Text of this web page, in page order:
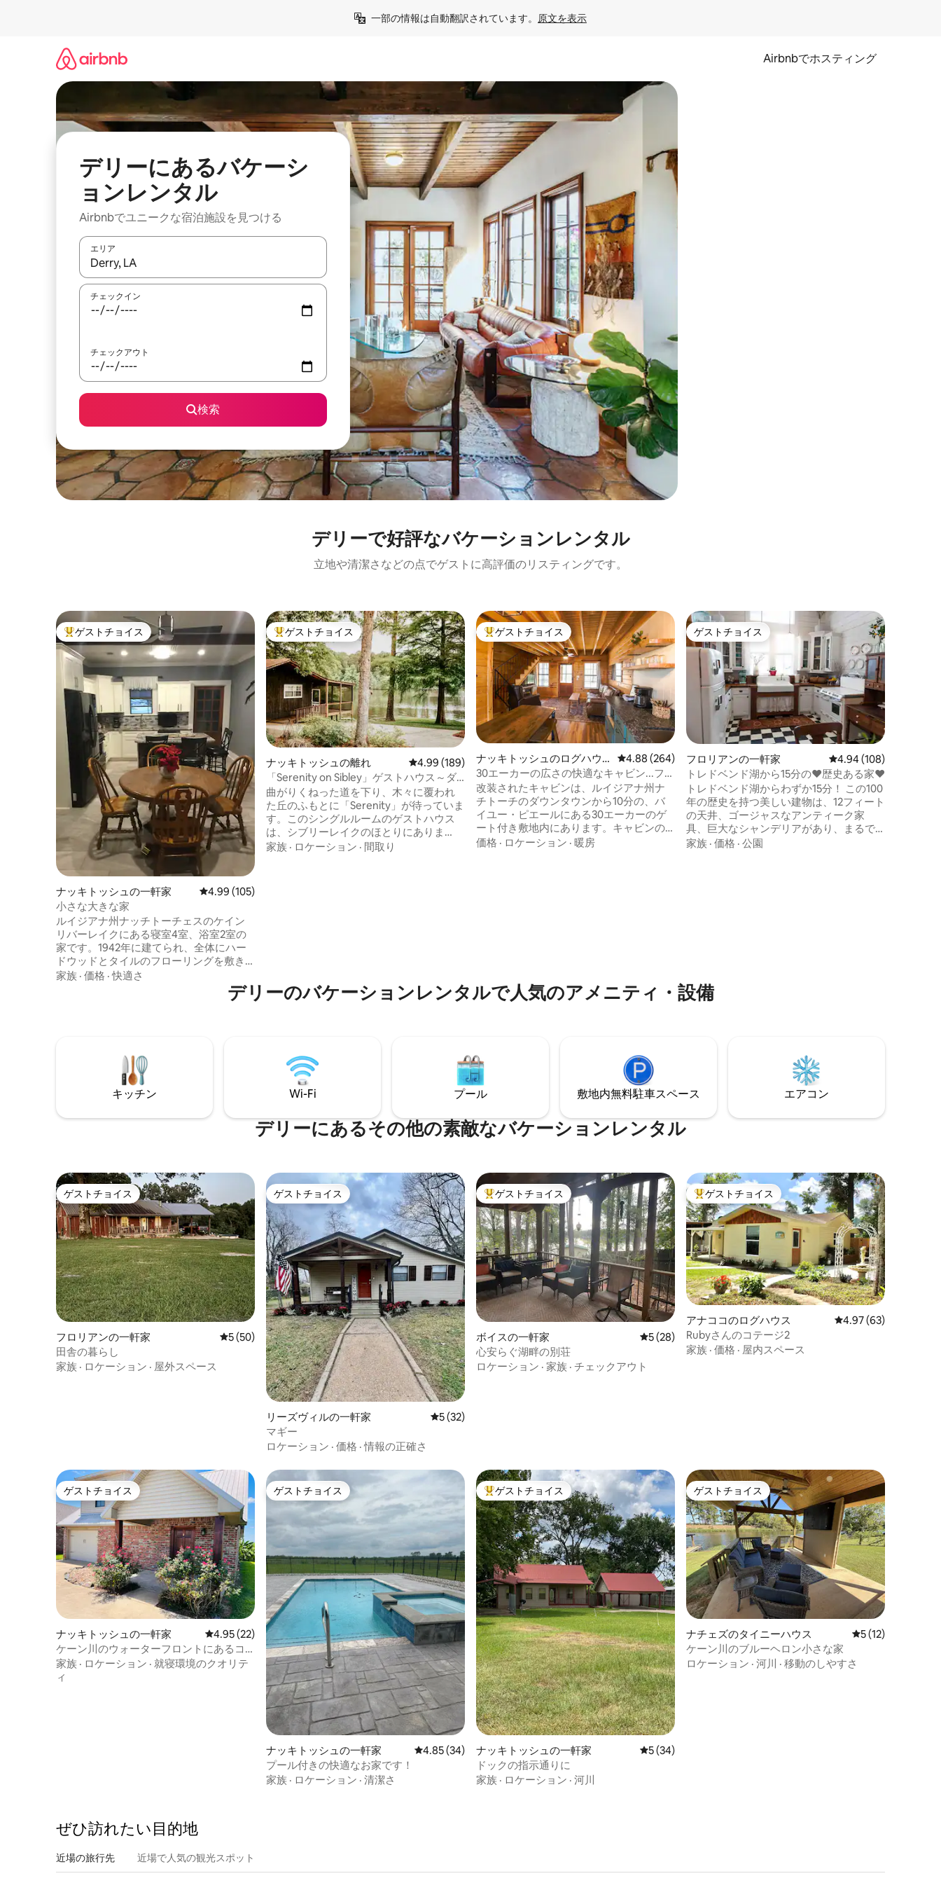
一部の情報は自動翻訳されています。 原文を表示
Airbnbでホスティング
デリーにあるバケーシ
ョンレンタル
Airbnbでユニークな宿泊施設を見つける
エリア
検索結果が表示されたら、上下の矢印キーを使って移動するか、画面をタッチまたはスワイプして検索結果を確認することができます。
チェックイン
チェックアウト
検索
デリーで好評なバケーションレンタル
立地や清潔さなどの点でゲストに高評価のリスティングです。
大好評のゲストチョイスです。
ゲストチョイス
ナッキトッシュの一軒家 レビュー105件、5つ星中4.99つ星の平均評価
4.99 (105)
小さな大きな家
ルイジアナ州ナッチトーチェスのケイン
リバーレイクにある寝室4室、浴室2室の
家です。1942年に建てられ、全体にハー
ドウッドとタイルのフローリングを敷き
新しく改装されました。歴史的なナッチ
トーチェスのダウンタウンから4マイルの
ところにあります。 Little Big Houseを予
ますが、当宿泊施設ではお一人様あたり
の料金を請求しています。これにより、
少人数のグループでも8名分の全額を支払
うことなく、滞在をお楽しみいただけま
ただけます。ペットの同伴は禁止としま
家族 · 価格 ·快適さ
大好評のゲストチョイスです。
ゲストチョイス
ナッキトッシュの離れ レビュー189件、5つ星中4.99つ星の平均評価
4.99 (189)
「Serenity on Sibley」ゲストハウス～ダ
ウンタウン近く
曲がりくねった道を下り、木々に覆われ
た丘のふもとに「Serenity」が待っていま
す。このシングルルームのゲストハウス
は、シブリーレイクのほとりにありま
す。リラックスして、スクリーンドポー
家族 · ロケーション · 間取り
大好評のゲストチョイスです。
ゲストチョイス
ナッキトッシュのログハウ
ス
レビュー264件、5つ星中4.88つ星の平均評価
4.88 (264)
30エーカーの広さの快適なキャビン...ファ
ミリーに最適です。
改装されたキャビンは、ルイジアナ州ナ
チトーチのダウンタウンから10分の、バ
イユー・ピエールにある30エーカーのゲ
ート付き敷地内にあります。キャビンの2
階には、キングベッドのある寝室と、ク
価格 · ロケーション · 暖房
ゲストチョイス
ゲストチョイス
フロリアンの一軒家 レビュー108件、5つ
4.94 (108)
トレドベンド湖から15分の❤️歴史ある家❤️
トレドベンド湖からわずか15分！ この100
年の歴史を持つ美しい建物は、12フィート
の天井、ゴージャスなアンティーク家
具、巨大なシャンデリアがあり、まるで
時間を遡ったかのような気分にさせてく
家族 · 価格 · 公園
デリーのバケーションレンタルで人気のアメニティ・設備
キッチン Wi-Fi プール 敷地内無料駐⁠車ス⁠ペ⁠ー⁠ス エアコン
デリーにあるその他の素敵なバケーションレンタル
ゲストチョイス
ゲストチョイス
フロリアンの一軒家 レビュー50件、5つ星中5つ星の平均評価
5 (50)
田舎の暮らし
家族 · ロケーション · 屋外スペース
ゲストチョイス
ゲストチョイス
リーズヴィルの一軒家 レビュー32件、5つ星中5つ星の平均評価
5 (32)
マギー
ロケーション · 価格 ·情報の正確さ
大好評のゲストチョイスです。
ゲストチョイス
ボイスの一軒家 レビュー28件、5つ星中5つ星の平均評価
5 (28)
心安らぐ湖畔の別荘
ロケーション · 家族 · チェックアウト
大好評のゲストチョイスです。
ゲストチョイス
アナココのログハウス レビュー63件、5つ星
4.97 (63)
Rubyさんのコテージ2
家族 · 価格 · 屋内スペース
ゲストチョイス
ゲストチョイス
ナッキトッシュの一軒家 レビュー22件、5つ星中4.95つ星の平均評価
4.95 (22)
ケーン川のウォーターフロントにあるコ
テージ
家族 · ロケーション · 就寝環境のクオリテ
ィ
ゲストチョイス
ゲストチョイス
ナッキトッシュの一軒家 レビュー34件、5つ星中4.85つ星の平均評価
4.85 (34)
プール付きの快適なお家です！
家族 · ロケーション · 清潔さ
大好評のゲストチョイスです。
ゲストチョイス
ナッキトッシュの一軒家 レビュー34件、5つ星中5つ星の平均評価
5 (34)
ドックの指示通りに
家族 · ロケーション · 河川
ゲストチョイス
ゲストチョイス
ナチェズのタイニーハウス レビュー12件、5
5 (12)
ケーン川のブルーヘロン小さな家
ロケーション · 河川 · 移動のしやすさ
ぜひ訪⁠れ⁠た⁠い目⁠的⁠地
近場の旅行先 近場で人気の観光スポット